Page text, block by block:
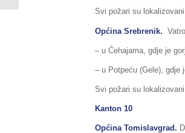
Svi požari su
Općina Srebrenik.
– u Ćehajama, gdje je
– u Potpeću (Gele), gdje
Svi požari su lokalizovani
Kanton 10
Općina Tomislavgrad.